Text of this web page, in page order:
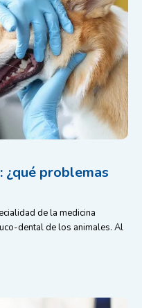
problemas
de la medicina
dental de los animales. Al